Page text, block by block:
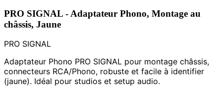
PRO SIGNAL - Adaptateur Phono, Montage au
châssis, Jaune
PRO SIGNAL
Adaptateur Phono PRO SIGNAL pour montage châssis,
connecteurs RCA/Phono, robuste et facile à identifier
(jaune). Idéal pour studios et setup audio.